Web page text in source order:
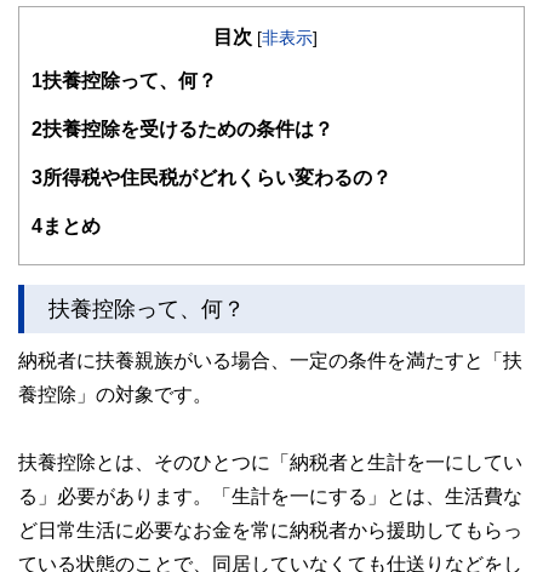
接客の中でこれから結婚するおふたりのお金の不安や子供を
や年金のことの悩みを伺い、本格的にファイナンシャルプラ
みなさまの「小さな疑問や不安」を分かりやすく解決してい
目次 [非表示]
1扶養控除って、何？
2扶養控除を受けるための条件は？
3所得税や住民税がどれくらい変わるの？
4まとめ
扶養控除って、何？
納税者に扶養親族がいる場合、一定の条件を満たすと「扶
養控除」の対象です。
扶養控除とは、そのひとつに「納税者と生計を一にしてい
る」必要があります。「生計を一にする」とは、生活費な
ど日常生活に必要なお金を常に納税者から援助してもらっ
ている状態のことで、同居していなくても仕送りなどをし